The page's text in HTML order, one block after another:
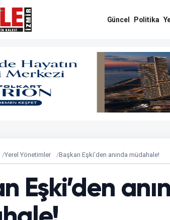
Güncel Politika
Yerel Yönetimler Başkan Eşki’den anında müdahale!
Eşki’den